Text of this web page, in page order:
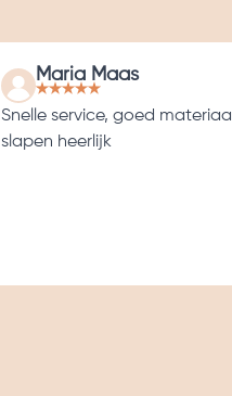
Maria Maas
Snelle service, goed materiaal
slapen heerlijk